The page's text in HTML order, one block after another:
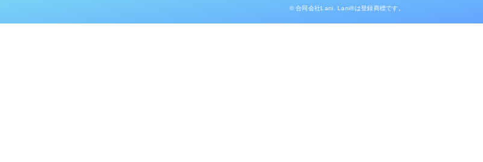
© 合同会社Lani. Lani®は登録商標です。